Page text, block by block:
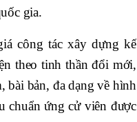
gia.
công tác xây dựng kế
theo tinh thần đổi mới,
bài bản, đa dạng về hình
chuẩn ứng cử viên được